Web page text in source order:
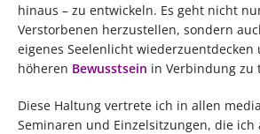
hinaus – zu entwickeln. Es geht nicht
Verstorbenen herzustellen, sondern
eigenes Seelenlicht wiederzuentdecken
höheren Bewusstsein in Verbindung zu
Diese Haltung vertrete ich in allen
Seminaren und Einzelsitzungen, die ich